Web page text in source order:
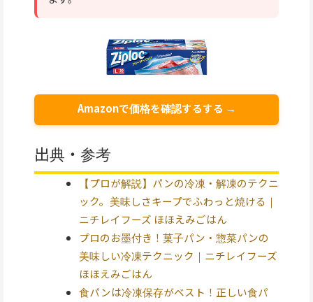
Amazonで価格を確認するする →
出典・参考
【プロが解説】パンの冷凍・解凍のテクニ
ック。美味しさキープでふわっと焼ける｜
ニチレイフーズ ほほえみごはん
プロのお墨付き！菓子パン・惣菜パンの
美味しい冷凍テクニック｜ニチレイフーズ
ほほえみごはん
食パンは冷凍保存がベスト！正しい食パ